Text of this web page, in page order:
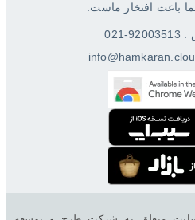
باعث افتخار ماست.